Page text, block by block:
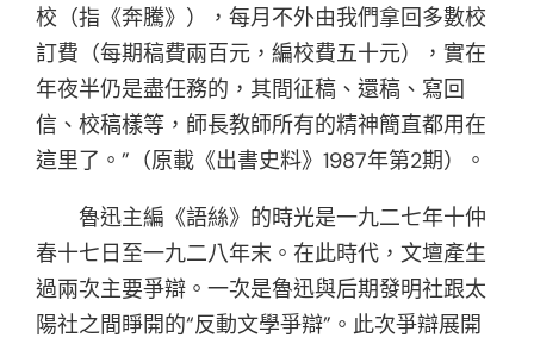
校（指《奔騰》），每月不外由我們拿回多數校
訂費（每期稿費兩百元，編校費五十元），實在
年夜半仍是盡任務的，其間征稿、還稿、寫回
信、校稿樣等，師長教師所有的精神簡直都用在
這里了。”（原載《出書史料》1987年第2期）。
魯迅主編《語絲》的時光是一九二七年十仲
春十七日至一九二八年末。在此時代，文壇產生
過兩次主要爭辯。一次是魯迅與后期發明社跟太
陽社之間睜開的“反動文學爭辯”。此次爭辯展開